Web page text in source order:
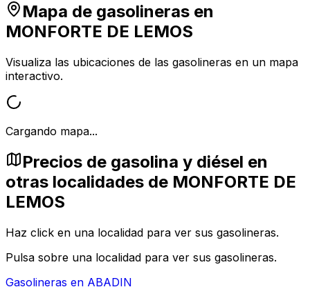
Mapa de gasolineras en
MONFORTE DE LEMOS
Visualiza las ubicaciones de las gasolineras en un mapa
interactivo.
Cargando mapa...
Precios de gasolina y diésel en
otras localidades de MONFORTE DE
LEMOS
Haz click en una localidad para ver sus gasolineras.
Pulsa sobre una localidad para ver sus gasolineras.
Gasolineras en ABADIN